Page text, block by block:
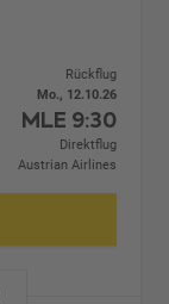
Rückflug
Mo., 12.10.26
MLE 9:30
Direktflug
Austrian Airlines